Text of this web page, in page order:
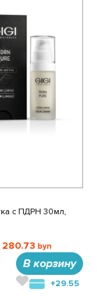
с ПДРН 30мл,
280.73
В корзину
+29.55